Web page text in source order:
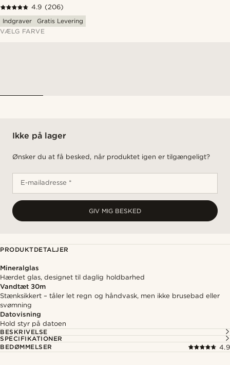
4.9 (206)
Indgraver
Gratis Levering
VÆLG FARVE
Ikke på lager
Ønsker du at få besked, når produktet igen er tilgængeligt?
E-mailadresse *
GIV MIG BESKED
PRODUKTDETALJER
Mineralglas
Hærdet glas, designet til daglig holdbarhed
Vandtæt 30m
Stænksikkert – tåler let regn og håndvask, men ikke brusebad eller
svømning
Datovisning
Hold styr på datoen
BESKRIVELSE
SPECIFIKATIONER
BEDØMMELSER
4.9